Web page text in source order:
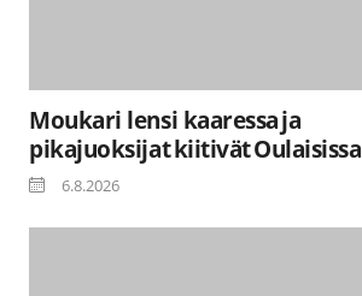
Moukari lensi kaaressa ja
pikajuoksijat kiitivät Oulaisissa
6.8.2026